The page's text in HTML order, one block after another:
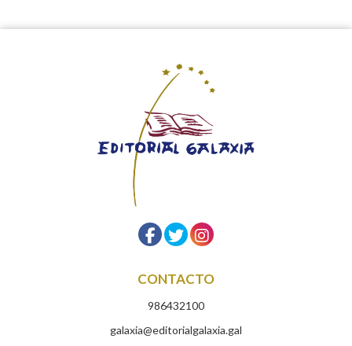
CONTACTO
986432100
galaxia@editorialgalaxia.gal